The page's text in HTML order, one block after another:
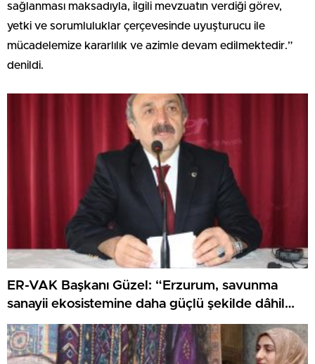
sağlanması maksadıyla, ilgili mevzuatın verdiği görev,
yetki ve sorumluluklar çerçevesinde uyuşturucu ile
mücadelemize kararlılık ve azimle devam edilmektedir.”
denildi.
ER-VAK Başkanı Güzel: “Erzurum, savunma
sanayii ekosistemine daha güçlü şekilde dâhil
edilmeli”..